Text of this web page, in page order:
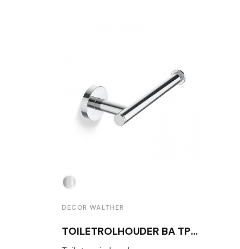
DECOR WALTHER
TOILETROLHOUDER BA TPH1 GEPOLIJST CHROOM